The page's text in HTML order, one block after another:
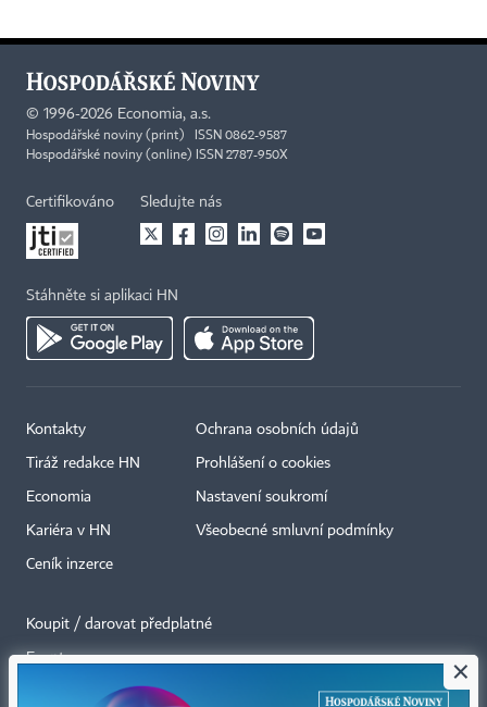
© 1996-2026 Economia, a.s.
Hospodářské noviny (print) ISSN 0862-9587
Hospodářské noviny (online) ISSN 2787-950X
Certifikováno Sledujte nás
Stáhněte si aplikaci HN
Kontakty
Tiráž redakce HN
Economia
Kariéra v HN
Ceník inzerce
Ochrana osobních údajů
Prohlášení o cookies
Nastavení soukromí
Všeobecné smluvní podmínky
Koupit / darovat předplatné
Eventy ×